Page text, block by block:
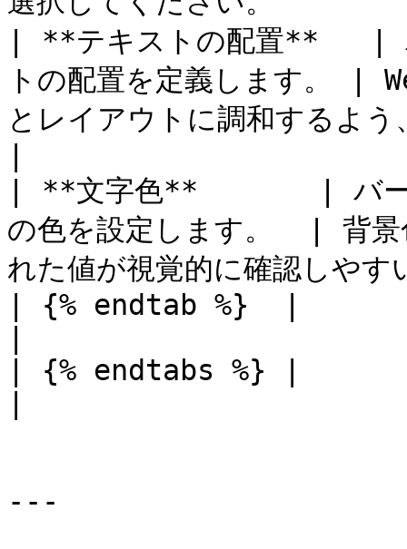
| **テキストの配置**   |
トの配置を定義します。 |
とレイアウトに調和するよ
| **文字色**       | バーコ
の色を設定します。  | 背景
れた値が視覚的に確認しや
| {% endtab %}
| {% endtabs %}
---